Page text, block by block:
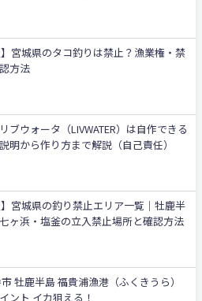
】宮城県のタコ釣りは禁止？漁業権・禁
方法
ブウォータ（LIVWATER）は自作できる
明から作り方まで解説（自己責任）
】宮城県の釣り禁止エリア一覧｜牡鹿半
ヶ浜・塩釜の立入禁止場所と確認方法
牡鹿半島 福貴浦漁港（ふくきうら）
ント イカ狙える！